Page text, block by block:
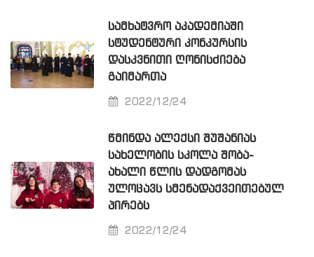
ᲡᲐᲛᲮᲐᲢᲕᲠᲝ ᲐᲙᲐᲓᲔᲛᲘᲐᲨᲘ
ᲡᲢᲣᲓᲔᲜᲢᲣᲠᲘ ᲙᲝᲜᲙᲣᲠᲡᲘᲡ
ᲓᲐᲡᲙᲕᲜᲘᲗᲘ ᲦᲝᲜᲘᲡᲫᲘᲔᲑᲐ
ᲒᲐᲘᲛᲐᲠᲗᲐ
2022/12/24
ᲬᲛᲘᲜᲓᲐ ᲐᲚᲔᲥᲡᲘ ᲨᲣᲨᲐᲜᲘᲐᲡ
ᲡᲐᲮᲔᲚᲝᲑᲘᲡ ᲡᲙᲝᲚᲐ ᲨᲝᲑᲐ-
ᲐᲮᲐᲚᲘ ᲬᲚᲘᲡ ᲓᲐᲓᲒᲝᲛᲐᲡ
ᲣᲚᲝᲪᲐᲕᲡ ᲡᲛᲔᲜᲐᲓᲐᲥᲕᲔᲘᲗᲔᲑᲣᲚ
ᲞᲘᲠᲔᲑᲡ
2022/12/24